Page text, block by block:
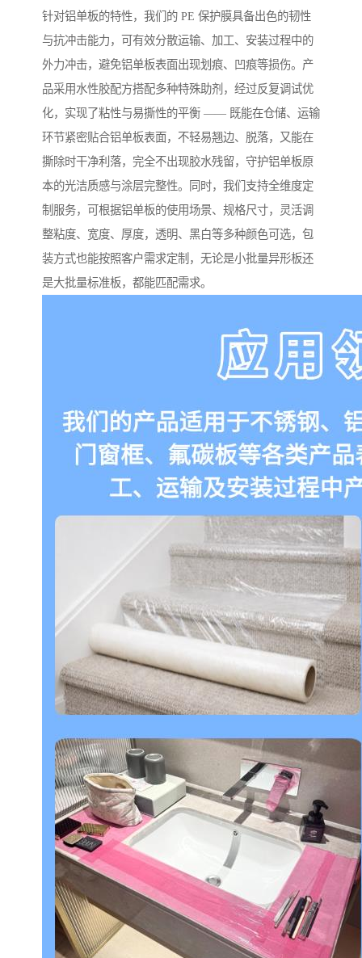
针对铝单板的特性，我们的 PE 保护膜具备出色的韧性
与抗冲击能力，可有效分散运输、加工、安装过程中的
外力冲击，避免铝单板表面出现划痕、凹痕等损伤。产
品采用水性胶配方搭配多种特殊助剂，经过反复调试优
化，实现了粘性与易撕性的平衡 —— 既能在仓储、运输
环节紧密贴合铝单板表面，不轻易翘边、脱落，又能在
撕除时干净利落，完全不出现胶水残留，守护铝单板原
本的光洁质感与涂层完整性。同时，我们支持全维度定
制服务，可根据铝单板的使用场景、规格尺寸，灵活调
整粘度、宽度、厚度，透明、黑白等多种颜色可选，包
装方式也能按照客户需求定制，无论是小批量异形板还
是大批量标准板，都能匹配需求。